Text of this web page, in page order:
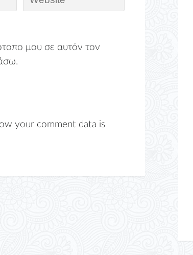
μου σε αυτόν τον
your comment data is